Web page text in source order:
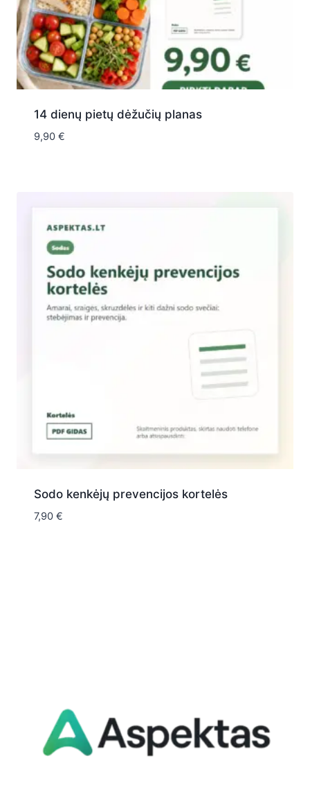
14 dienų pietų dėžučių planas
9,90 €
Sodo kenkėjų prevencijos kortelės
7,90 €